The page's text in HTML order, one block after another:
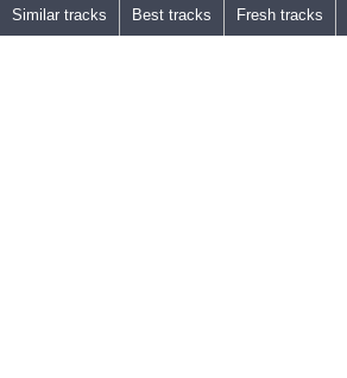
Similar tracks Best tracks Fresh tracks